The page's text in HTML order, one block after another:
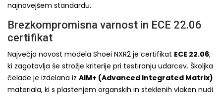
najnovejšem standardu.
Brezkompromisna varnost in ECE 22.06
certifikat
Največja novost modela Shoei NXR2 je certifikat ECE 22.06,
ki zagotavlja še strožje kriterije pri testiranju udarcev. Školjka
čelade je izdelana iz AIM+ (Advanced Integrated Matrix)
materiala, ki s plastenjem organskih in steklenih vlaken nudi